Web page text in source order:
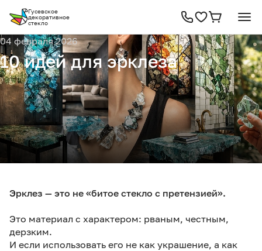
Гусевское
декоративное
стекло
04 февраля 2026
10 идей для эрклеза
Эрклез — это не «битое стекло с претензией».
Это материал с характером: рваным, честным,
дерзким.
И если использовать его не как украшение, а как